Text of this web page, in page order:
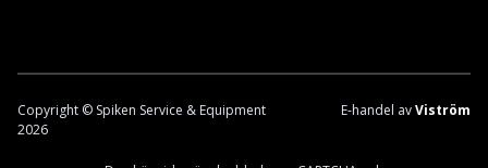
Copyright © Spiken Service & Equipment
2026
E-handel avViström